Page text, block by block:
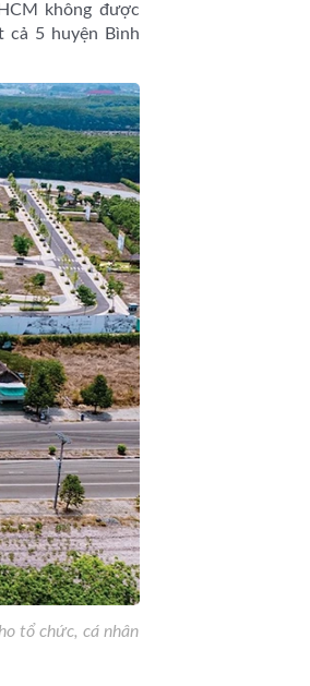
không được
cả 5 huyện Bình
tổ chức, cá nhân